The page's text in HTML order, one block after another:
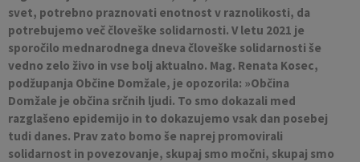
svet, potrebno praznovati enotnost v raznolikosti, da
potrebujemo več človeške solidarnosti. V letu 2021 je
sporočilo mednarodnega dneva človeške solidarnosti še
vedno zelo živo in vse bolj aktualno. Mag. Renata Kosec,
podžupanja Občine Domžale, je opozorila: »Občina
Domžale je občina srčnih ljudi. To smo dokazali med
razglašeno epidemijo in to dokazujemo vsak dan posebej
tudi danes. Prav zato bomo še naprej promovirali
solidarnost in povezovanje, skupaj smo močni, skupaj smo
Svet za preventivo in vzgojo v cestnem prometu
Katalog informacij javnega značaja
Uradne ure
Oskrba s plinom
Občinski predpisi
Uradni vestnik
Proračun Občine
E-obvestila Občine